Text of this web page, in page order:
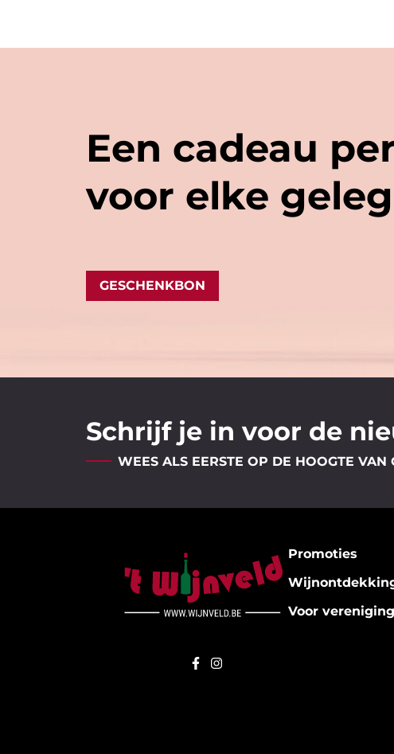
Een cadeau
voor elke
GESCHENKBON
Schrijf je in voor de
WEES ALS EERSTE OP DE HOOGTE VAN
Promoties
Voor